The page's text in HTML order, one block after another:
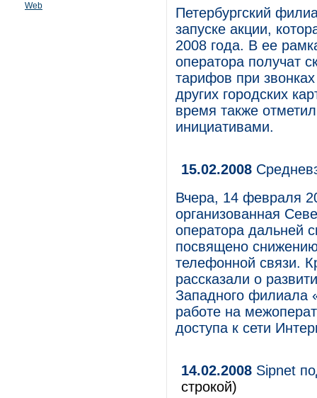
Web
Петербургский
запуске акции,
2008 года. В ее
оператора получат
тарифов при
других городских
время также
инициативами.
15.02.2008
Вчера, 14 февраля
организованная
оператора дальней
посвящено
телефонной связи.
рассказали о
Западного филиала
работе на
доступа к сети
14.02.2008 Sipnet
строкой)